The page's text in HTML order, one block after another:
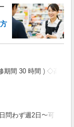
期間 30 時間 ) ◇高校
問わず週2日〜可 ■早